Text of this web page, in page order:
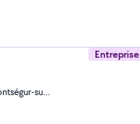
Entreprise
Montségur-sur-Lauzon (Montségur-sur-Lauzon)